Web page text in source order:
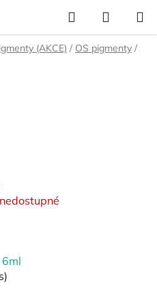
Hledat
KOŠÍK
(AKCE) / OS pigmenty /
6ml